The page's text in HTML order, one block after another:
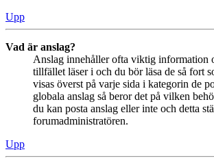
Upp
Vad är anslag?
Anslag innehåller ofta viktig information
tillfället läser i och du bör läsa de så fort
visas överst på varje sida i kategorin de
globala anslag så beror det på vilken
du kan posta anslag eller inte och detta
forumadministratören.
Upp